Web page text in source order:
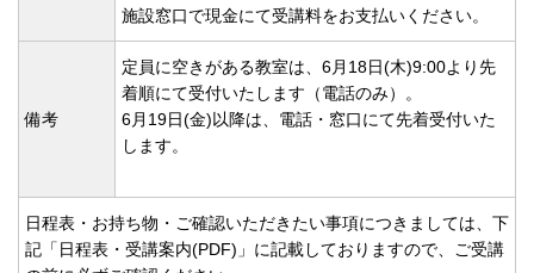
施設窓口で現金にて受講料をお支払いください。
備考
定員に空きがある教室は、6月18日(木)9:00より先
着順にて受付いたします（電話のみ）。
6月19日(金)以降は、電話・窓口にて先着受付いた
します。
日程表・お持ち物・ご確認いただきたい事項につきましては、下
記「日程表・受講案内(PDF)」に記載しておりますので、ご受講